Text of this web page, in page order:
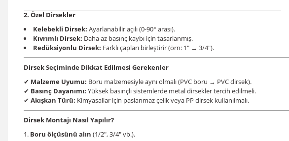
2. Özel Dirsekler
Kelebekli Dirsek: Ayarlanabilir açılı (0-90° arası).
Kıvrımlı Dirsek: Daha az basınç kaybı için tasarlanmış.
Redüksiyonlu Dirsek: Farklı çapları birleştirir (örn: 1" → 3/4").
Dirsek Seçiminde Dikkat Edilmesi Gerekenler
✔ Malzeme Uyumu: Boru malzemesiyle aynı olmalı (PVC boru → PVC dirsek).
✔ Basınç Dayanımı: Yüksek basınçlı sistemlerde metal dirsekler tercih edilmeli.
✔ Akışkan Türü: Kimyasallar için paslanmaz çelik veya PP dirsek kullanılmalı.
Dirsek Montajı Nasıl Yapılır?
Boru ölçüsünü alın (1/2", 3/4" vb.).